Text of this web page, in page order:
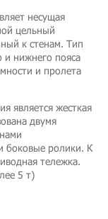
несущая
цельный
к стенам. Тип
и нижнего пояса
и пролета
является жесткая
двумя
боковые ролики. К
тележка.
5 т)